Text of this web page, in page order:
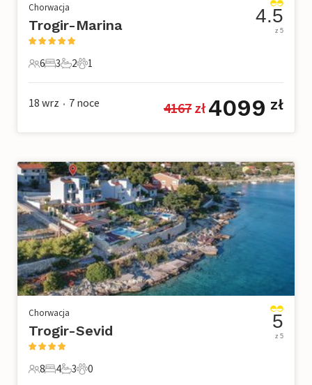
Chorwacja
Trogir-Marina
6 Goście
6
3 Sypialnie
3
2 Łazienki
2
1 Zwierzę domowe
1
4.5
z 5
18 wrz • 7 noce 4167 zł 4099 zł
Chorwacja
Trogir-Sevid
8 Goście
8
4 Sypialnie
4
3 Łazienki
3
0 Zwierzęta domowe
0
5
z 5